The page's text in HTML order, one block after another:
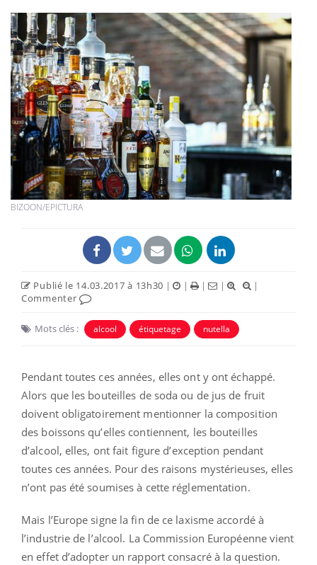
BIZOON/EPICTURA
Publié le 14.03.2017 à 13h30 | | | |
|
Commenter
Mots clés : alcool étiquetage nutella
Pendant toutes ces années, elles ont y ont échappé.
Alors que les bouteilles de soda ou de jus de fruit
doivent obligatoirement mentionner la composition
des boissons qu’elles contiennent, les bouteilles
d’alcool, elles, ont fait figure d’exception pendant
toutes ces années. Pour des raisons mystérieuses, elles
n’ont pas été soumises à cette réglementation.
Mais l’Europe signe la fin de ce laxisme accordé à
l’industrie de l’alcool. La Commission Européenne vient
en effet d’adopter un rapport consacré à la question.